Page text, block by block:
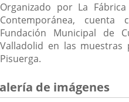
Organizado por La
Contemporánea,
Fundación Municipal de
Valladolid en las
Pisuerga.
de imágenes